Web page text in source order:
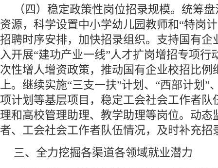
（四）稳定政策性岗位招录规模。统筹
资源，科学设置中小学幼儿园教师和“特岗
招聘时序安排，加快招录组织。支持国有企
入开展“建功产业一线”人才扩岗增招专项行
次性增人增资政策，推动国有企业校招比例
上。继续实施“三支一扶”计划、“西部计划”
项计划等基层项目，稳定工会社会工作者队
理和高校管理助理、教学助理等岗位。动态
者、工会社会工作者队伍情况，及时补充招
三、全力挖掘各渠道各领域就业潜力